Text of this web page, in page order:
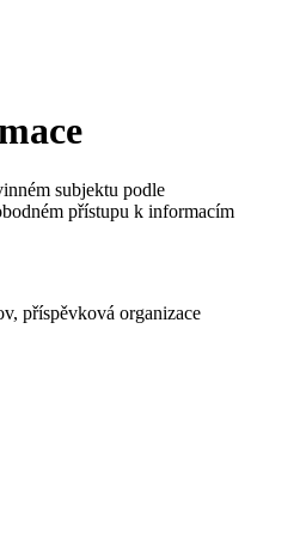
subjektu podle
přístupu k informacím
příspěvková organizace